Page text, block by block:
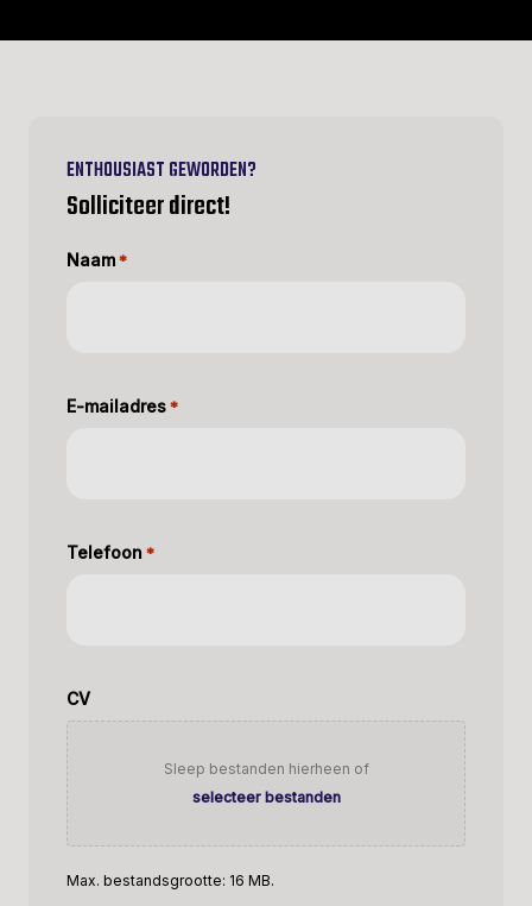
ENTHOUSIAST GEWORDEN?
Solliciteer direct!
Naam *
E-mailadres *
Telefoon *
CV
Sleep bestanden hierheen of
selecteer bestanden
Max. bestandsgrootte: 16 MB.